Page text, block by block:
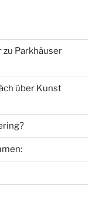
zu Parkhäuser
über Kunst